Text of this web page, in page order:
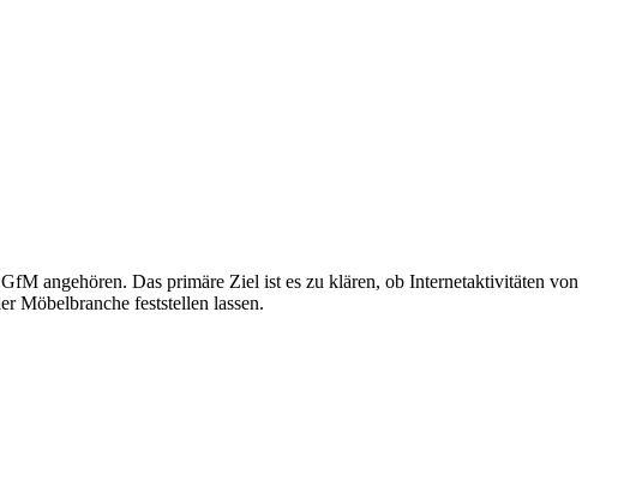
angehören. Das primäre Ziel ist es zu klären, ob Internetaktivitäten von
Möbelbranche feststellen lassen.